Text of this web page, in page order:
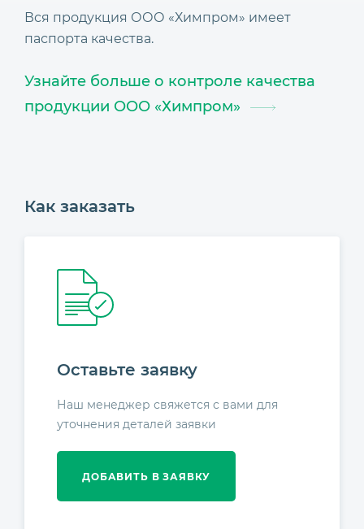
Вся продукция ООО «Химпром» имеет
паспорта качества.
Узнайте больше о контроле качества
продукции ООО «Химпром»
Как заказать
Оставьте заявку
Наш менеджер свяжется с вами для
уточнения деталей заявки
ДОБАВИТЬ В ЗАЯВКУ